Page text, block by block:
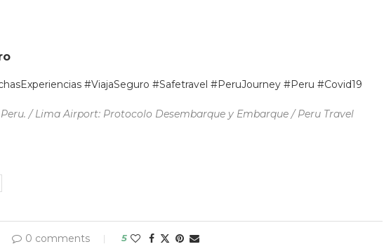
#ViajaSeguro #Safetravel #PeruJourney #Peru #Covid19
/ Lima Airport: Protocolo Desembarque y Embarque / Peru Travel
0 comments 5